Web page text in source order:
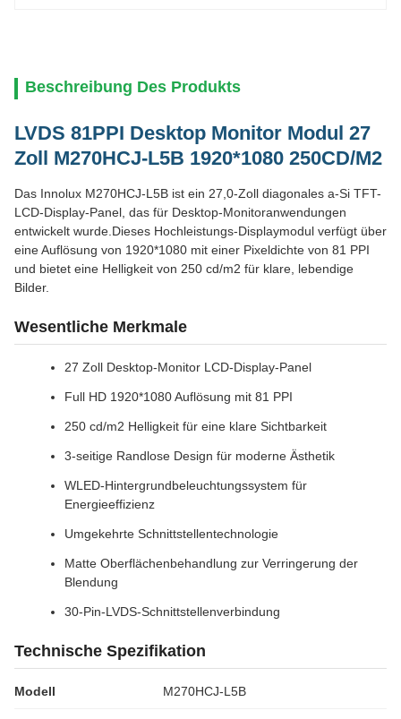
Beschreibung Des Produkts
LVDS 81PPI Desktop Monitor Modul 27
Zoll M270HCJ-L5B 1920*1080 250CD/M2
Das Innolux M270HCJ-L5B ist ein 27,0-Zoll diagonales a-Si TFT-
LCD-Display-Panel, das für Desktop-Monitoranwendungen
entwickelt wurde.Dieses Hochleistungs-Displaymodul verfügt über
eine Auflösung von 1920*1080 mit einer Pixeldichte von 81 PPI
und bietet eine Helligkeit von 250 cd/m2 für klare, lebendige
Bilder.
Wesentliche Merkmale
27 Zoll Desktop-Monitor LCD-Display-Panel
Full HD 1920*1080 Auflösung mit 81 PPI
250 cd/m2 Helligkeit für eine klare Sichtbarkeit
3-seitige Randlose Design für moderne Ästhetik
WLED-Hintergrundbeleuchtungssystem für
Energieeffizienz
Umgekehrte Schnittstellentechnologie
Matte Oberflächenbehandlung zur Verringerung der
Blendung
30-Pin-LVDS-Schnittstellenverbindung
Technische Spezifikation
Modell M270HCJ-L5B